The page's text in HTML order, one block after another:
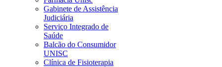
Gabinete de Assistência
Judiciária
Serviço Integrado de
Saúde
Balcão do Consumidor
UNISC
Clínica de Fisioterapia